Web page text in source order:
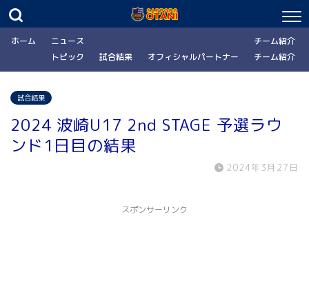
ホーム
ニュース
トピック
試合結果 オフィシャルパートナー
チーム紹介
チーム紹介
試合結果
2024 波崎U17 2nd STAGE 予選ラウ
ンド1日目の結果
2024年3月27日
スポンサーリンク